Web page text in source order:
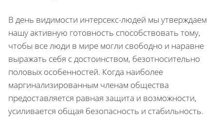
В день видимости интерсекс-людей мы утверждаем
нашу активную готовность способствовать тому,
чтобы все люди в мире могли свободно и наравне
выражать себя с достоинством, безотносительно
половых особенностей. Когда наиболее
маргинализированным членам общества
предоставляется равная защита и возможности,
усиливается общая безопасность и стабильность.